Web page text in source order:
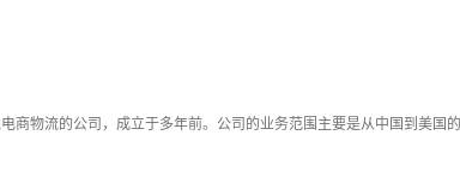
商物流的公司，成立于多年前。公司的业务范围主要是从中国到美国